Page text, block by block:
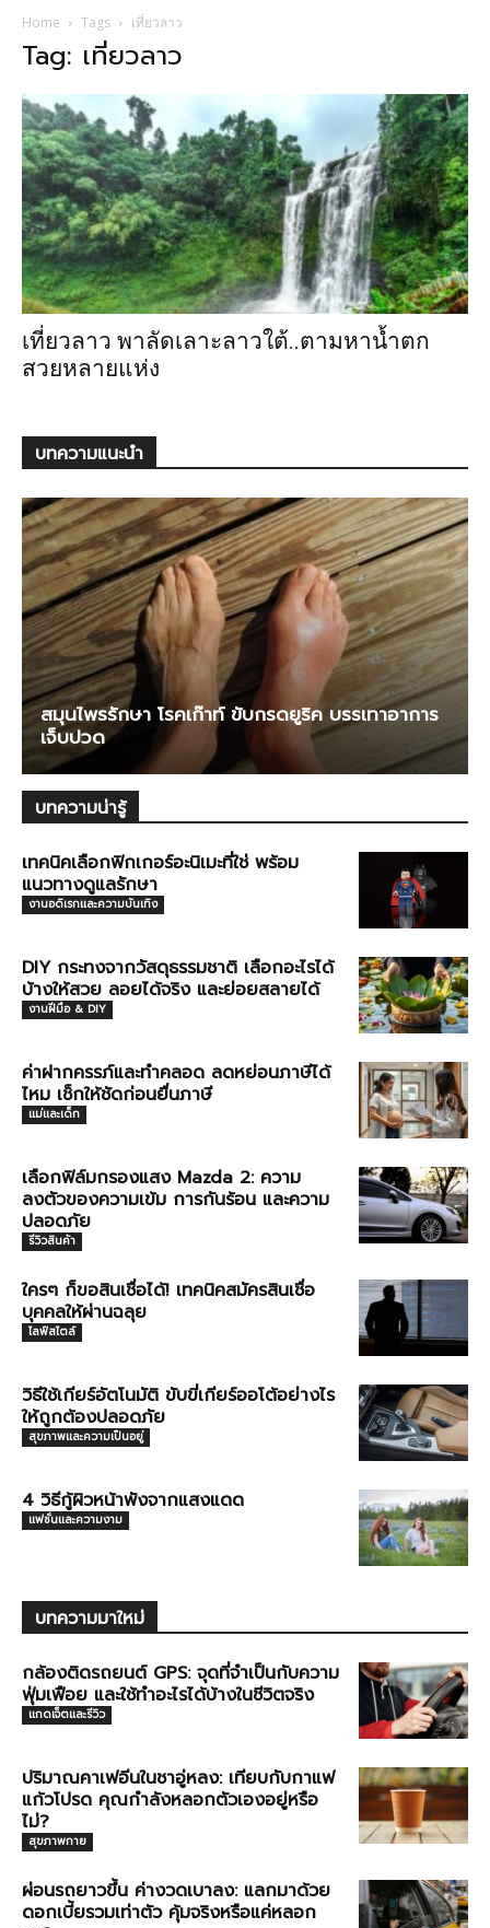
Home Tags เที่ยวลาว
Tag: เที่ยวลาว
เที่ยวลาว พาลัดเลาะลาวใต้..ตามหาน้ำตก
สวยหลายแห่ง
บทความแนะนำ
สมุนไพรรักษา โรคเก๊าท์ ขับกรดยูริค บรรเทาอาการ
เจ็บปวด
บทความน่ารู้
เทคนิคเลือกฟิกเกอร์อะนิเมะที่ใช่ พร้อม
แนวทางดูแลรักษา
งานอดิเรกและความบันเทิง
DIY กระทงจากวัสดุธรรมชาติ เลือกอะไรได้
บ้างให้สวย ลอยได้จริง และย่อยสลายได้
งานฝีมือ & DIY
ค่าฝากครรภ์และทำคลอด ลดหย่อนภาษีได้
ไหม เช็กให้ชัดก่อนยื่นภาษี
แม่และเด็ก
เลือกฟิล์มกรองแสง Mazda 2: ความ
ลงตัวของความเข้ม การกันร้อน และความ
ปลอดภัย
รีวิวสินค้า
ใครๆ ก็ขอสินเชื่อได้! เทคนิคสมัครสินเชื่อ
บุคคลให้ผ่านฉลุย
ไลฟ์สไตล์
วิธีใช้เกียร์อัตโนมัติ ขับขี่เกียร์ออโต้อย่างไร
ให้ถูกต้องปลอดภัย
สุขภาพและความเป็นอยู่
4 วิธีกู้ผิวหน้าพังจากแสงแดด
แฟชั่นและความงาม
บทความมาใหม่
กล้องติดรถยนต์ GPS: จุดที่จำเป็นกับความ
ฟุ่มเฟือย และใช้ทำอะไรได้บ้างในชีวิตจริง
แกดเจ็ตและรีวิว
ปริมาณคาเฟอีนในชาอู่หลง: เทียบกับกาแฟ
แก้วโปรด คุณกำลังหลอกตัวเองอยู่หรือ
ไม่?
สุขภาพกาย
ผ่อนรถยาวขึ้น ค่างวดเบาลง: แลกมาด้วย
ดอกเบี้ยรวมเท่าตัว คุ้มจริงหรือแค่หลอก